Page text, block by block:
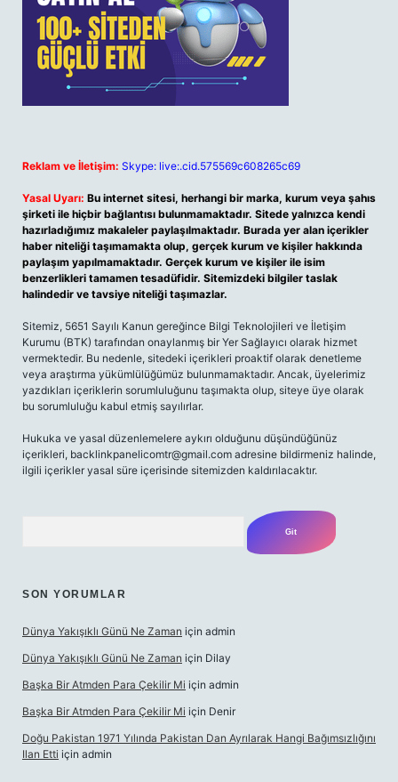
Reklam ve İletişim: Skype: live:.cid.575569c608265c69
Yasal Uyarı: Bu internet sitesi, herhangi bir marka, kurum veya şahıs
şirketi ile hiçbir bağlantısı bulunmamaktadır. Sitede yalnızca kendi
hazırladığımız makaleler paylaşılmaktadır. Burada yer alan içerikler
haber niteliği taşımamakta olup, gerçek kurum ve kişiler hakkında
paylaşım yapılmamaktadır. Gerçek kurum ve kişiler ile isim
benzerlikleri tamamen tesadüfidir. Sitemizdeki bilgiler taslak
halindedir ve tavsiye niteliği taşımazlar.
Sitemiz, 5651 Sayılı Kanun gereğince Bilgi Teknolojileri ve İletişim
Kurumu (BTK) tarafından onaylanmış bir Yer Sağlayıcı olarak hizmet
vermektedir. Bu nedenle, sitedeki içerikleri proaktif olarak denetleme
veya araştırma yükümlülüğümüz bulunmamaktadır. Ancak, üyelerimiz
yazdıkları içeriklerin sorumluluğunu taşımakta olup, siteye üye olarak
bu sorumluluğu kabul etmiş sayılırlar.
Hukuka ve yasal düzenlemelere aykırı olduğunu düşündüğünüz
içerikleri, backlinkpanelicomtr@gmail.com adresine bildirmeniz halinde,
ilgili içerikler yasal süre içerisinde sitemizden kaldırılacaktır.
SON YORUMLAR
Dünya Yakışıklı Günü Ne Zaman için admin
Dünya Yakışıklı Günü Ne Zaman için Dilay
Başka Bir Atmden Para Çekilir Mi için admin
Başka Bir Atmden Para Çekilir Mi için Denir
Doğu Pakistan 1971 Yılında Pakistan Dan Ayrılarak Hangi Bağımsızlığını
Ilan Etti için admin